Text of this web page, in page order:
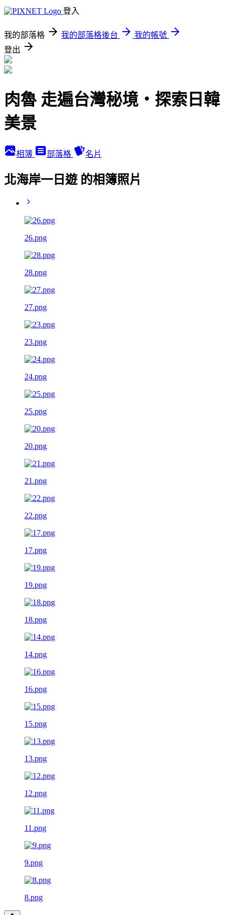
登入
我的部落格 我的部落格後台
我的帳號
登出
肉魯 走遍台灣秘境・探索日韓
美景
相簿 部落格 名片
北海岸一日遊 的相簿照片
26.png
28.png
27.png
23.png
24.png
25.png
20.png
21.png
22.png
17.png
19.png
18.png
14.png
16.png
15.png
13.png
12.png
11.png
9.png
8.png